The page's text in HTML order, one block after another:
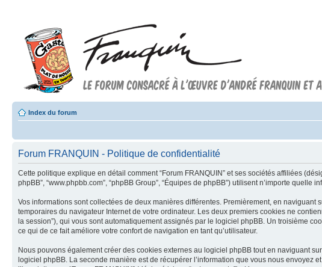
Index du forum
Forum FRANQUIN - Politique de confidentialité
Cette politique explique en détail comment “Forum FRANQUIN” et ses sociétés affiliées
phpBB”, “www.phpbb.com”, “phpBB Group”, “Équipes de phpBB”) utilisent n’importe
Vos informations sont collectées de deux manières différentes. Premièrement, en
temporaires du navigateur Internet de votre ordinateur. Les deux premiers cookies ne
la session”), qui vous sont automatiquement assignés par le logiciel phpBB. Un troisième
ce qui de ce fait améliore votre confort de navigation en tant qu’utilisateur.
Nous pouvons également créer des cookies externes au logiciel phpBB tout en naviguant
logiciel phpBB. La seconde manière est de récupérer l’information que vous nous envoyez